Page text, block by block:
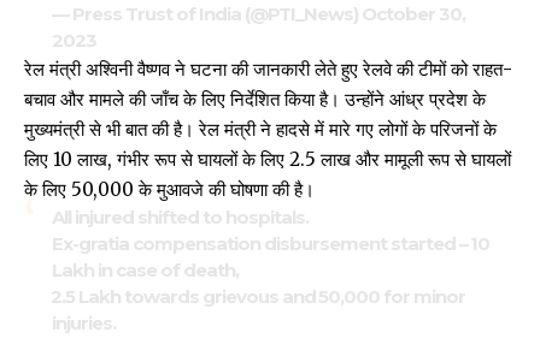
— Press Trust of India (@PTI_News) October 30,
2023
रेल मंत्री अश्विनी वैष्णव ने घटना की जानकारी लेते हुए रेलवे की टीमों को राहत-
बचाव और मामले की जाँच के लिए निर्देशित किया है। उन्होंने आंध्र प्रदेश के
मुख्यमंत्री से भी बात की है। रेल मंत्री ने हादसे में मारे गए लोगों के परिजनों के
लिए ₹10 लाख, गंभीर रूप से घायलों के लिए ₹2.5 लाख और मामूली रूप से घायलों
के लिए ₹50,000 के मुआवजे की घोषणा की है।
All injured shifted to hospitals.
Ex-gratia compensation disbursement started – ₹10
Lakh in case of death,
₹2.5 Lakh towards grievous and ₹50,000 for minor
injuries.